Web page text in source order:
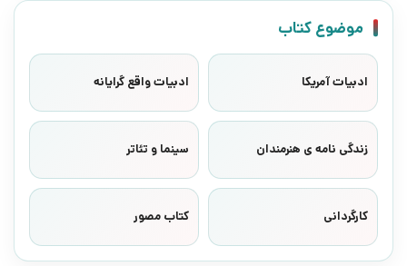
موضوع کتاب
ادبیات آمریکا ادبیات واقع گرایانه
زندگی نامه ی هنرمندان سینما و تئاتر
کارگردانی کتاب مصور